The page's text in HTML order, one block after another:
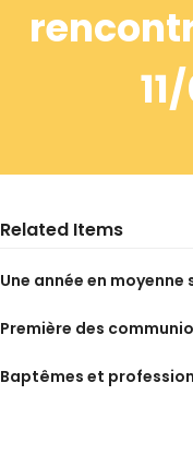
Related Items
Une année en
Première des
Baptêmes et